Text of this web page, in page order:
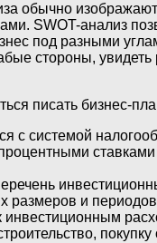
обычно
SWOT-анализ
под разными
стороны, увидеть
писать бизнес-
с системой
размеров и
инвестиционным